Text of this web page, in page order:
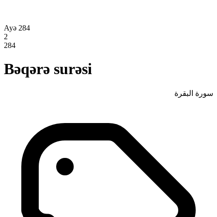
Ayə 284
2
284
Bəqərə surəsi
سورة البقرة